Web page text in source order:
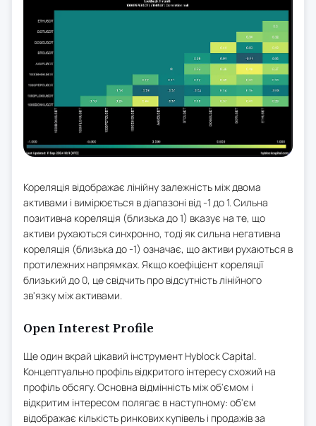
Кореляція відображає лінійну залежність між двома
активами і вимірюється в діапазоні від -1 до 1. Сильна
позитивна кореляція (близька до 1) вказує на те, що
активи рухаються синхронно, тоді як сильна негативна
кореляція (близька до -1) означає, що активи рухаються в
протилежних напрямках. Якщо коефіцієнт кореляції
близький до 0, це свідчить про відсутність лінійного
зв'язку між активами.
Open Interest Profile
Ще один вкрай цікавий інструмент Hyblock Capital.
Концептуально профіль відкритого інтересу схожий на
профіль обсягу. Основна відмінність між об'ємом і
відкритим інтересом полягає в наступному: об'єм
відображає кількість ринкових купівель і продажів за